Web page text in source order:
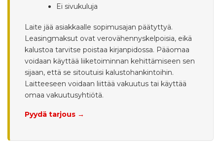
Ei sivukuluja
Laite jää asiakkaalle sopimusajan päätyttyä.
Leasingmaksut ovat verovähennyskelpoisia, eikä
kalustoa tarvitse poistaa kirjanpidossa. Pääomaa
voidaan käyttää liiketoiminnan kehittämiseen sen
sijaan, että se sitoutuisi kalustohankintoihin.
Laitteeseen voidaan liittää vakuutus tai käyttää
omaa vakuutusyhtiötä.
Pyydä tarjous →